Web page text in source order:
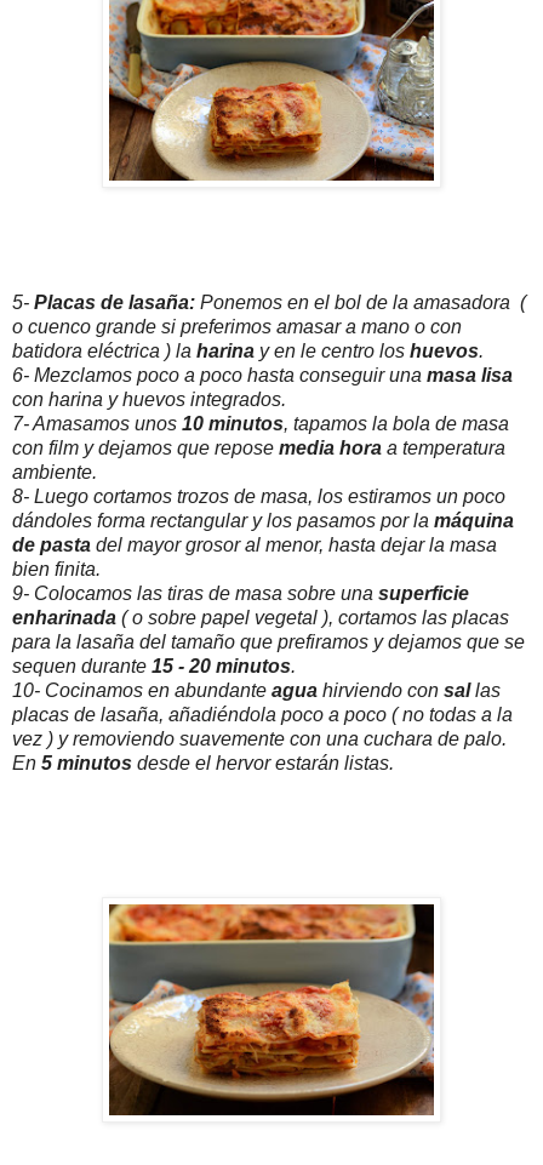
5- Placas de lasaña: Ponemos en el bol de la amasadora (
o cuenco grande si preferimos amasar a mano o con
batidora eléctrica ) la harina y en le centro los huevos.
6- Mezclamos poco a poco hasta conseguir una masa lisa
con harina y huevos integrados.
7- Amasamos unos 10 minutos, tapamos la bola de masa
con film y dejamos que repose media hora a temperatura
ambiente.
8- Luego cortamos trozos de masa, los estiramos un poco
dándoles forma rectangular y los pasamos por la máquina
de pasta del mayor grosor al menor, hasta dejar la masa
bien finita.
9- Colocamos las tiras de masa sobre una superficie
enharinada ( o sobre papel vegetal ), cortamos las placas
para la lasaña del tamaño que prefiramos y dejamos que se
sequen durante 15 - 20 minutos.
10- Cocinamos en abundante agua hirviendo con sallas
placas de lasaña, añadiéndola poco a poco ( no todas a la
vez ) y removiendo suavemente con una cuchara de palo.
En 5 minutos desde el hervor estarán listas.